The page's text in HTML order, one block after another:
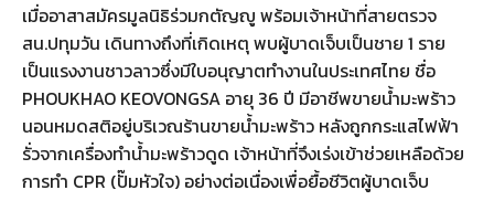
เมื่ออาสาสมัครมูลนิธิร่วมกตัญญู พร้อมเจ้าหน้าที่สายตรวจ
สน.ปทุมวัน เดินทางถึงที่เกิดเหตุ พบผู้บาดเจ็บเป็นชาย 1 ราย
เป็นแรงงานชาวลาวซึ่งมีใบอนุญาตทำงานในประเทศไทย ชื่อ
PHOUKHAO KEOVONGSA อายุ 36 ปี มีอาชีพขายน้ำมะพร้าว
นอนหมดสติอยู่บริเวณร้านขายน้ำมะพร้าว หลังถูกกระแสไฟฟ้า
รั่วจากเครื่องทำน้ำมะพร้าวดูด เจ้าหน้าที่จึงเร่งเข้าช่วยเหลือด้วย
การทำ CPR (ปั๊มหัวใจ) อย่างต่อเนื่องเพื่อยื้อชีวิตผู้บาดเจ็บ